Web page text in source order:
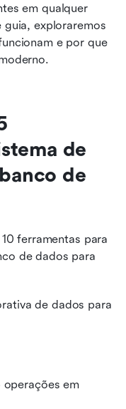
em qualquer
exploraremos
e por que
de
de
ferramentas para
de dados para
de dados para
em